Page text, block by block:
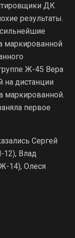
ДК
результаты.
маркированной
Ж-45 Вера
дистанции
маркированной.
первое
Сергей
Влад
14), Олеся